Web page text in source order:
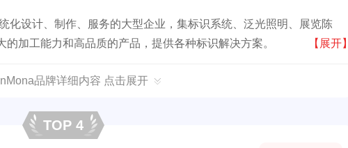
化设计、制作、服务的大型企业，集标识系统、泛光照明、展览陈
加工能力和高品质的产品，提供各种标识解决方案。
【展开】
品牌详细内容 点击展开
TOP 4